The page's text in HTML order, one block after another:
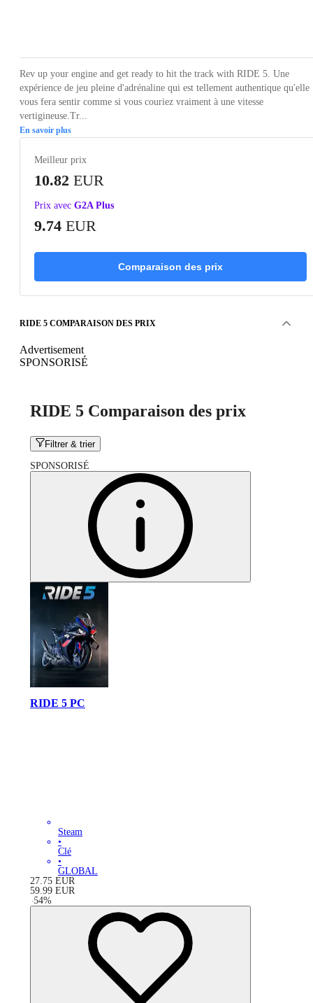
Rev up your engine and get ready to hit the track with RIDE 5. Une
expérience de jeu pleine d'adrénaline qui est tellement authentique qu'elle
vous fera sentir comme si vous couriez vraiment à une vitesse
vertigineuse.Tr...
En savoir plus
Meilleur prix
10.82 EUR
Prix avec G2A Plus
9.74 EUR
Comparaison des prix
RIDE 5 COMPARAISON DES PRIX
Advertisement
SPONSORISÉ
RIDE 5 Comparaison des prix
Filtrer & trier
SPONSORISÉ
RIDE 5 PC
Steam
•
Clé
•
GLOBAL
27.75 EUR
59.99 EUR
-54%